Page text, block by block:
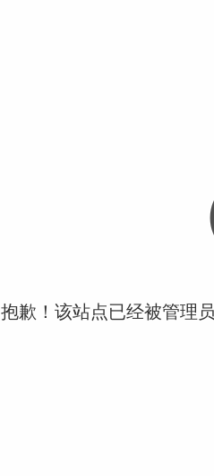
抱歉！该站点已经被管理